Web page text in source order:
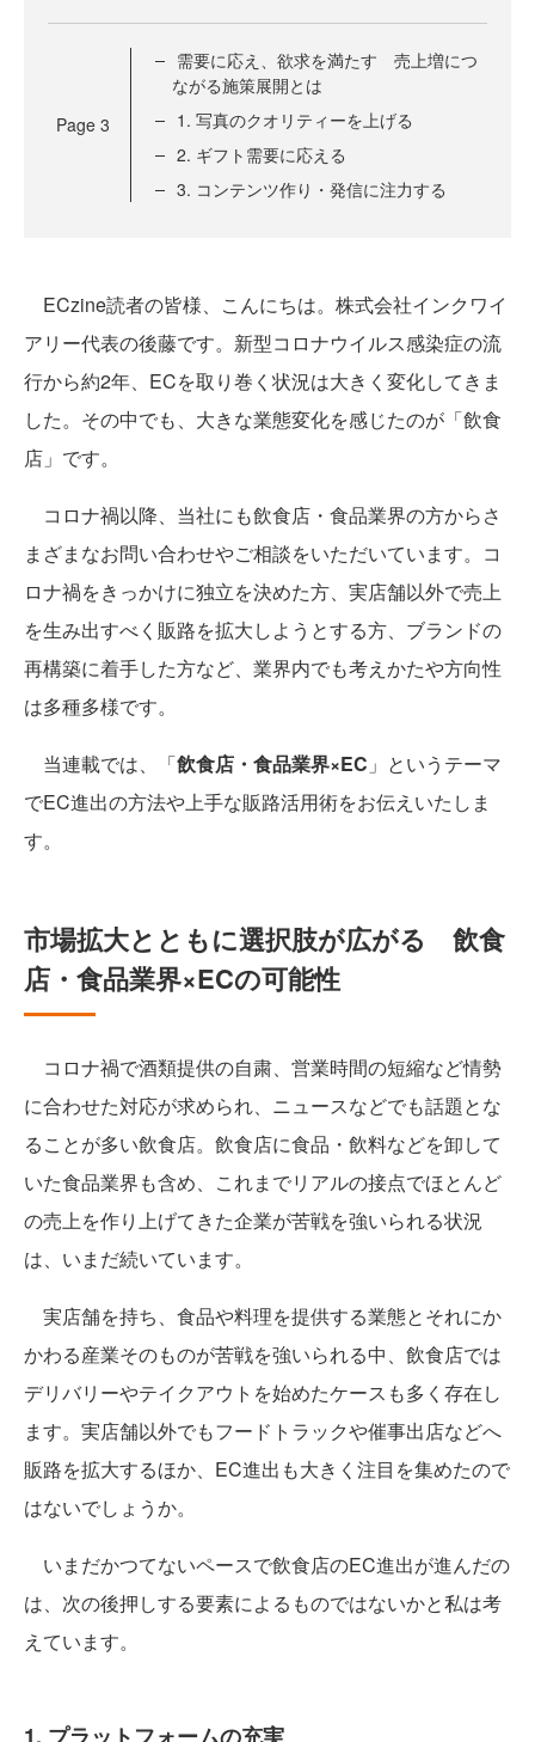
Page 3
需要に応え、欲求を満たす 売上増につ
ながる施策展開とは
1. 写真のクオリティーを上げる
2. ギフト需要に応える
3. コンテンツ作り・発信に注力する
ECzine読者の皆様、こんにちは。株式会社インクワイ
アリー代表の後藤です。新型コロナウイルス感染症の流
行から約2年、ECを取り巻く状況は大きく変化してきま
した。その中でも、大きな業態変化を感じたのが「飲食
店」です。
コロナ禍以降、当社にも飲食店・食品業界の方からさ
まざまなお問い合わせやご相談をいただいています。コ
ロナ禍をきっかけに独立を決めた方、実店舗以外で売上
を生み出すべく販路を拡大しようとする方、ブランドの
再構築に着手した方など、業界内でも考えかたや方向性
は多種多様です。
当連載では、「飲食店・食品業界×EC 」というテーマ
でEC進出の方法や上手な販路活用術をお伝えいたしま
す。
市場拡大とともに選択肢が広がる 飲食
店・食品業界×ECの可能性
コロナ禍で酒類提供の自粛、営業時間の短縮など情勢
に合わせた対応が求められ、ニュースなどでも話題とな
ることが多い飲食店。飲食店に食品・飲料などを卸して
いた食品業界も含め、これまでリアルの接点でほとんど
の売上を作り上げてきた企業が苦戦を強いられる状況
は、いまだ続いています。
実店舗を持ち、食品や料理を提供する業態とそれにか
かわる産業そのものが苦戦を強いられる中、飲食店では
デリバリーやテイクアウトを始めたケースも多く存在し
ます。実店舗以外でもフードトラックや催事出店などへ
販路を拡大するほか、EC進出も大きく注目を集めたので
はないでしょうか。
いまだかつてないペースで飲食店のEC進出が進んだの
は、次の後押しする要素によるものではないかと私は考
えています。